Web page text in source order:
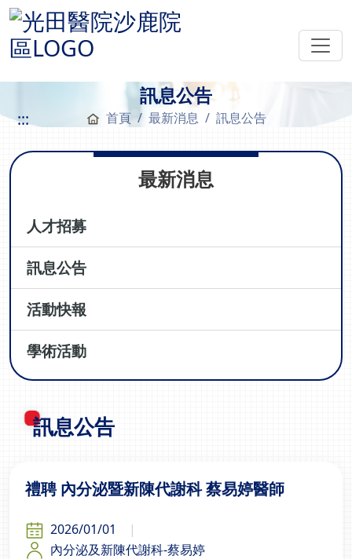
訊息公告
::: 首頁 最新消息 訊息公告
最新消息
人才招募
訊息公告
活動快報
學術活動
訊息公告
禮聘 內分泌暨新陳代謝科 蔡易婷醫師
2026/01/01
內分泌及新陳代謝科-蔡易婷